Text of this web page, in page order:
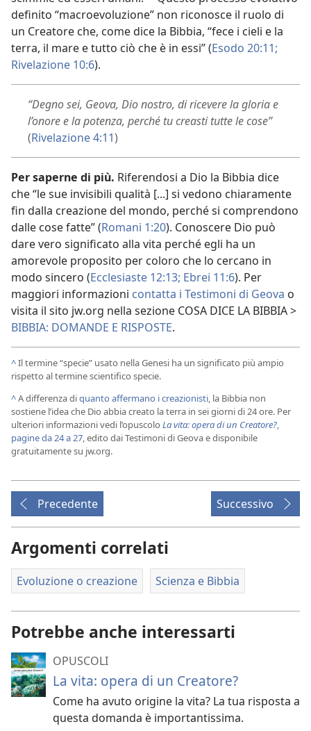
definito “macroevoluzione” non riconosce il ruolo di
un Creatore che, come dice la Bibbia, “fece i cieli e la
terra, il mare e tutto ciò che è in essi” (Esodo 20:11;
Rivelazione 10:6).
“Degno sei, Geova, Dio nostro, di ricevere la gloria e
l’onore e la potenza, perché tu creasti tutte le cose”
(Rivelazione 4:11)
Per saperne di più. Riferendosi a Dio la Bibbia dice
che “le sue invisibili qualità [...] si vedono chiaramente
fin dalla creazione del mondo, perché si comprendono
dalle cose fatte” (Romani 1:20). Conoscere Dio può
dare vero significato alla vita perché egli ha un
amorevole proposito per coloro che lo cercano in
modo sincero (Ecclesiaste 12:13; Ebrei 11:6). Per
maggiori informazioni contatta i Testimoni di Geova o
visita il sito jw.org nella sezione COSA DICE LA BIBBIA >
BIBBIA: DOMANDE E RISPOSTE.
^Il termine “specie” usato nella Genesi ha un significato più ampio
rispetto al termine scientifico specie.
^A differenza diquanto affermano i creazionisti, la Bibbia non
sostiene l’idea che Dio abbia creato la terra in sei giorni di 24 ore. Per
ulteriori informazioni vedi l’opuscolo La vita: opera di un Creatore?,
pagine da 24 a 27, edito dai Testimoni di Geova e disponibile
gratuitamente su jw.org.
Precedente Successivo
Argomenti correlati
Evoluzione o creazione Scienza e Bibbia
Potrebbe anche interessarti
OPUSCOLI
La vita: opera di un Creatore?
Come ha avuto origine la vita? La tua risposta a
questa domanda è importantissima.